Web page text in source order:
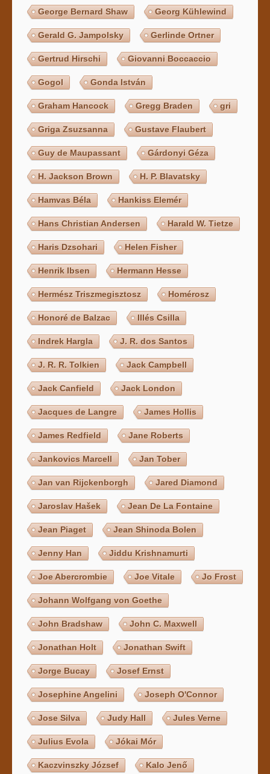
George Bernard Shaw Georg Kühlewind
Gerald G. Jampolsky Gerlinde Ortner
Gertrud Hirschi Giovanni Boccaccio
Gogol Gonda István
Graham Hancock Gregg Braden gri
Griga Zsuzsanna Gustave Flaubert
Guy de Maupassant Gárdonyi Géza
H. Jackson Brown H. P. Blavatsky
Hamvas Béla Hankiss Elemér
Hans Christian Andersen Harald W. Tietze
Haris Dzsohari Helen Fisher
Henrik Ibsen Hermann Hesse
Hermész Triszmegisztosz Homérosz
Honoré de Balzac Illés Csilla
Indrek Hargla J. R. dos Santos
J. R. R. Tolkien Jack Campbell
Jack Canfield Jack London
Jacques de Langre James Hollis
James Redfield Jane Roberts
Jankovics Marcell Jan Tober
Jan van Rijckenborgh Jared Diamond
Jaroslav Hašek Jean De La Fontaine
Jean Piaget Jean Shinoda Bolen
Jenny Han Jiddu Krishnamurti
Joe Abercrombie Joe Vitale Jo Frost
Johann Wolfgang von Goethe
John Bradshaw John C. Maxwell
Jonathan Holt Jonathan Swift
Jorge Bucay Josef Ernst
Josephine Angelini Joseph O'Connor
Jose Silva Judy Hall Jules Verne
Julius Evola Jókai Mór
Kaczvinszky József Kalo Jenő